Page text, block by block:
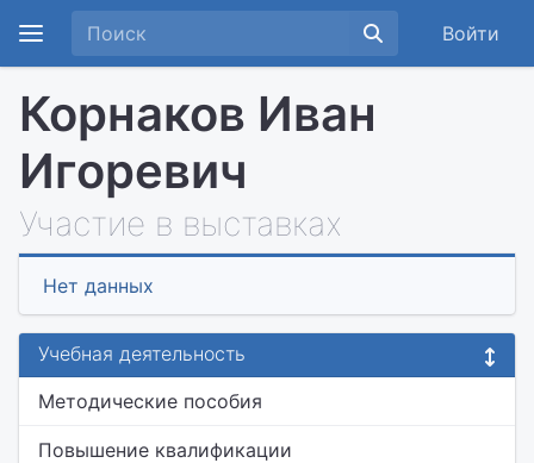
Войти
Корнаков Иван
Игоревич
Участие в выставках
Нет данных
Учебная деятельность
Методические пособия
Повышение квалификации